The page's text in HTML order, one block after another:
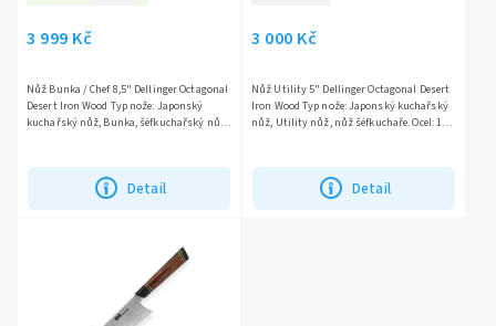
3 999 Kč
Detail
Nůž Bunka / Chef 8,5" Dellinger Octagonal
Desert Iron Wood Typ nože: Japonský
kuchařský nůž, Bunka, šéfkuchařský nůž.
3 000 Kč
Detail
Nůž Utility 5" Dellinger Octagonal Desert
Iron Wood Typ nože: Japonský kuchařský
nůž, Utility nůž, nůž šéfkuchaře. Ocel: 110